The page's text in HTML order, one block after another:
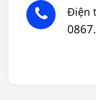
Điện